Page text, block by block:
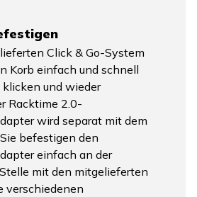
Click & Go-System
Korb einfach und schnell
klicken und wieder
Racktime 2.0-
wird separat mit dem
befestigen den
einfach an der
mit den mitgelieferten
verschiedenen